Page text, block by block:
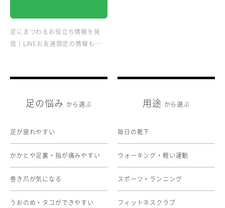
足にまつわるお役立ち情報を発
信！LINEお友達限定の情報も…
足の悩み から選ぶ
足が疲れやすい
かかとや足裏・指が痛みやすい
巻き爪が気になる
うおのめ・タコができやすい
用途 から選ぶ
毎日の靴下
ウォーキング・軽い運動
スポーツ・ランニング
フィットネスクラブ